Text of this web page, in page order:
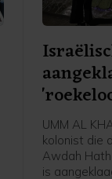
UMM AL
kolonist die
Awdah
is